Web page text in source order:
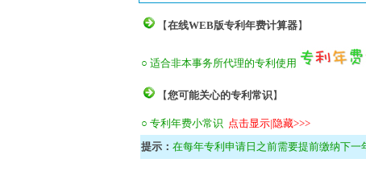
【在线WEB版专利年费计算器】
○ 适合非本事务所代理的专利使用
【您可能关心的专利常识】
○ 专利年费小常识 点击显示|隐藏>>>
提示： 在每年专利申请日之前需要提前缴纳下一